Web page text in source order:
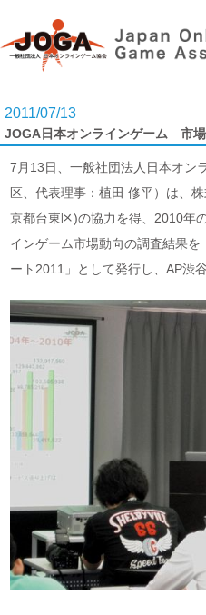
content
2011/07/13
JOGA日本オンラインゲーム 市
7月13日、一般社団法人日本オン
区、代表理事：植田 修平）は、
京都台東区)の協力を得、2010年
インゲーム市場動向の調査結果
ート2011」として発行し、AP渋